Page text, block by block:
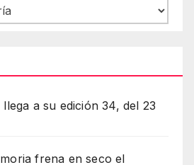
a su edición 34, del 23
frena en seco el